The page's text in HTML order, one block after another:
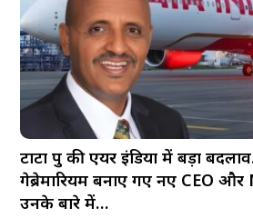
टाटा ग्रुप की एयर इंडिया में बड़ा
गेब्रेमारियम बनाए गए नए CEO
उनके बारे में…